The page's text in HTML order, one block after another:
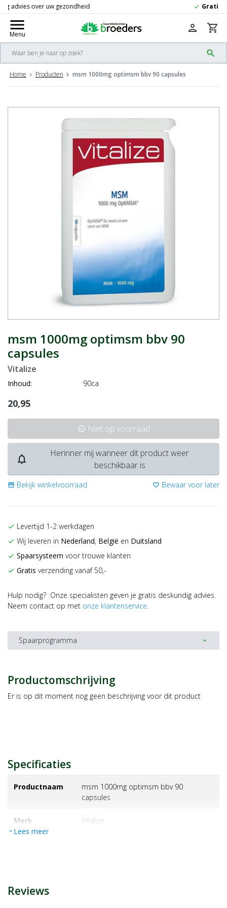
check Gratis
menu
Menu
search
person shopping_cart
Home Producten msm 1000mg optimsm bbv 90 capsules
msm 1000mg optimsm bbv 90
capsules
Vitalize
Inhoud: 90ca
20,95
info Niet op voorraad
notifications_none
Herinner mij wanneer dit product weer
beschikbaar is
storefront Bekijk winkelvoorraad favorite_border Bewaar voor later
check Levertijd 1-2 werkdagen
check Wij leveren in Nederland, België en Duitsland
check Spaarsysteem voor trouwe klanten
check Gratis verzending vanaf 50,-
Hulp nodig? Onze specialisten geven je gratis deskundig advies.
Neem contact op met onze klantenservice.
Spaarprogramma expand_more
Productomschrijving
Er is op dit moment nog geen beschrijving voor dit product
Specificaties
Productnaam
msm 1000mg optimsm bbv 90
capsules
Merk vitalize
Maat/inhoud:
expand_more Lees meer
Reviews